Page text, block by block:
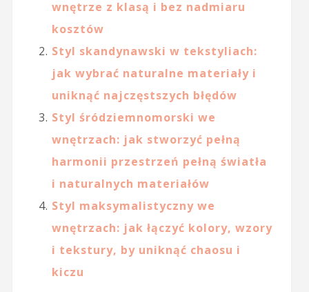
wnętrze z klasą i bez nadmiaru
kosztów
Styl skandynawski w tekstyliach:
jak wybrać naturalne materiały i
uniknąć najczęstszych błędów
Styl śródziemnomorski we
wnętrzach: jak stworzyć pełną
harmonii przestrzeń pełną światła
i naturalnych materiałów
Styl maksymalistyczny we
wnętrzach: jak łączyć kolory, wzory
i tekstury, by uniknąć chaosu i
kiczu